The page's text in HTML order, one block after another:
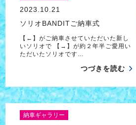
2023.10.21
ソリオBANDITご納車式
【←】がご納車させていただいた新し
いソリオで 【→】が約２年半ご愛用い
ただいたソリオです…
つづきを読む
納車ギャラリー